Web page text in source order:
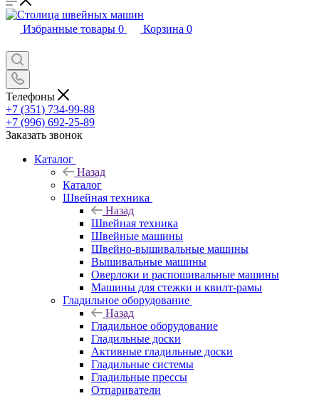
Избранные товары 0 Корзина 0
Телефоны
+7 (351) 734-99-88
+7 (996) 692-25-89
Заказать звонок
Каталог
Назад
Каталог
Швейная техника
Назад
Швейная техника
Швейные машины
Швейно-вышивальные машины
Вышивальные машины
Оверлоки и распошивальные машины
Машины для стежки и квилт-рамы
Гладильное оборудование
Назад
Гладильное оборудование
Гладильные доски
Активные гладильные доски
Гладильные системы
Гладильные прессы
Отпариватели